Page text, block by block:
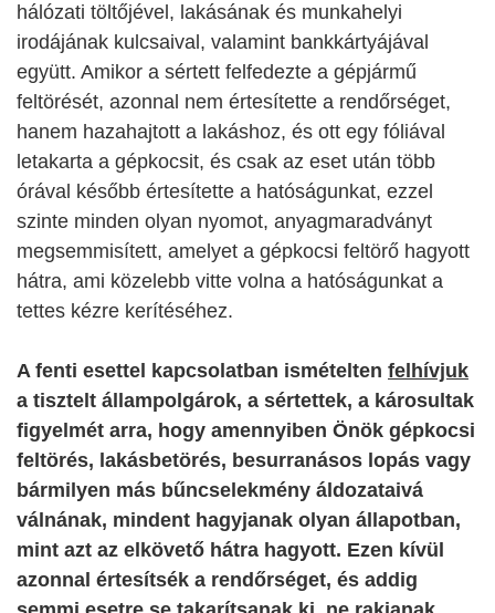
hálózati töltőjével, lakásának és munkahelyi
irodájának kulcsaival, valamint bankkártyájával
együtt. Amikor a sértett felfedezte a gépjármű
feltörését, azonnal nem értesítette a rendőrséget,
hanem hazahajtott a lakáshoz, és ott egy fóliával
letakarta a gépkocsit, és csak az eset után több
órával később értesítette a hatóságunkat, ezzel
szinte minden olyan nyomot, anyagmaradványt
megsemmisített, amelyet a gépkocsi feltörő hagyott
hátra, ami közelebb vitte volna a hatóságunkat a
tettes kézre kerítéséhez.
A fenti esettel kapcsolatban ismételten felhívjuk
a tisztelt állampolgárok, a sértettek, a károsultak
figyelmét arra, hogy amennyiben Önök gépkocsi
feltörés, lakásbetörés, besurranásos lopás vagy
bármilyen más bűncselekmény áldozataivá
válnának, mindent hagyjanak olyan állapotban,
mint azt az elkövető hátra hagyott. Ezen kívül
azonnal értesítsék a rendőrséget, és addig